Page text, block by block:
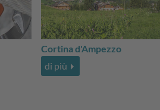
Cortina d'Ampezzo
di più